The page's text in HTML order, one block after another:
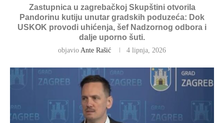
Zastupnica u zagrebačkoj Skupštini otvorila
Pandorinu kutiju unutar gradskih poduzeća: Dok
USKOK provodi uhićenja, šef Nadzornog odbora i
dalje uporno šuti.
objavio Ante Rašić 4 lipnja, 2026